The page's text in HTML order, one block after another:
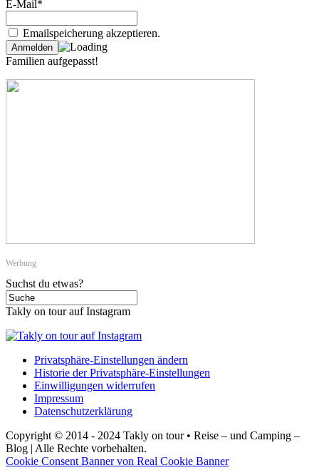
E-Mail*
Emailspeicherung akzeptieren.
Familien aufgepasst!
Werbung
Suchst du etwas?
Takly on tour auf Instagram
Privatsphäre-Einstellungen ändern
Historie der Privatsphäre-Einstellungen
Einwilligungen widerrufen
Impressum
Datenschutzerklärung
Copyright © 2014 - 2024 Takly on tour • Reise – und Camping –
Blog | Alle Rechte vorbehalten.
Cookie Consent Banner von Real Cookie Banner